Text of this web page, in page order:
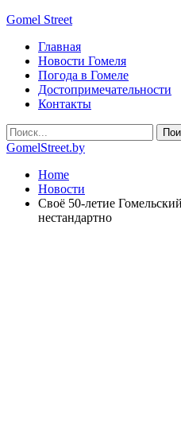
Gomel Street
Главная
Новости Гомеля
Погода в Гомеле
Достопримечательности
Контакты
GomelStreet.by
Home
Новости
Своё 50-летие
нестандартно